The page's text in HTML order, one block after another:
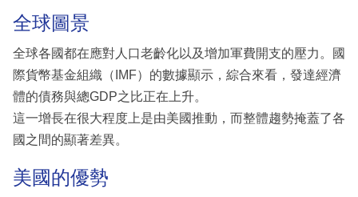
全球圖景
全球各國都在應對人口老齡化以及增加軍費開支的壓力。國
際貨幣基金組織（IMF）的數據顯示，綜合來看，發達經濟
體的債務與總GDP之比正在上升。
這一增長在很大程度上是由美國推動，而整體趨勢掩蓋了各
國之間的顯著差異。
美國的優勢